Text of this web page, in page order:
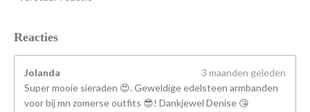
Reacties
Jolanda
3 maanden geleden
Super mooie sieraden 😍. Geweldige edelsteen armbanden
voor bij mn zomerse outfits 😎! Dankjewel Denise 😘